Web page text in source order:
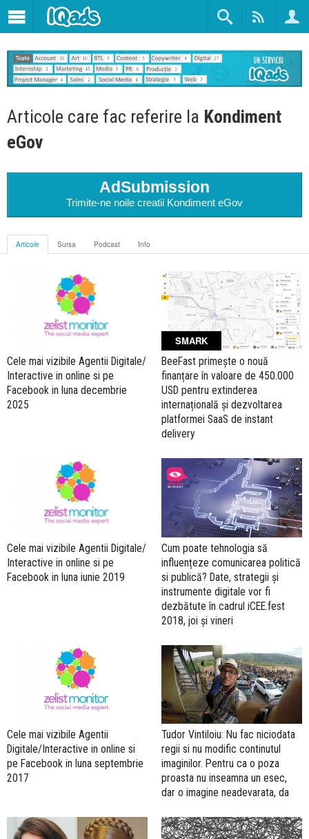
Articole care fac referire la Kondiment
eGov
AdSubmission
Trimite-ne noile creatii Kondiment eGov
Articole Sursa Podcast Info
Cele mai vizibile Agentii Digitale/
Interactive in online si pe
Facebook in luna decembrie
2025
SMARK
BeeFast primește o nouă
finanțare în valoare de 450.000
USD pentru extinderea
internațională și dezvoltarea
platformei SaaS de instant
delivery
Cele mai vizibile Agentii Digitale/
Interactive in online si pe
Facebook in luna iunie 2019
Cum poate tehnologia să
influențeze comunicarea politică
si publică? Date, strategii și
instrumente digitale vor fi
dezbătute în cadrul iCEE.fest
2018, joi și vineri
Cele mai vizibile Agentii
Digitale/Interactive in online si
pe Facebook in luna septembrie
2017
Tudor Vintiloiu: Nu fac niciodata
regii si nu modific continutul
imaginilor. Pentru ca o poza
proasta nu inseamna un esec,
dar o imagine neadevarata, da